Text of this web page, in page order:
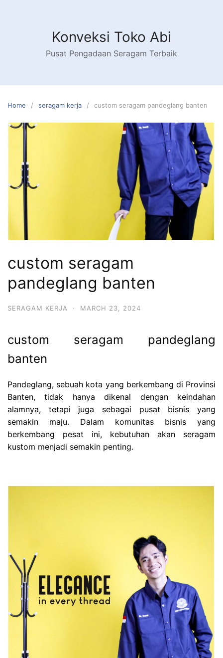
Konveksi Toko Abi
Pusat Pengadaan Seragam Terbaik
Home seragam kerja custom seragam pandeglang banten
custom seragam
pandeglang banten
SERAGAM KERJA · MARCH 23, 2024
custom seragam pandeglang
banten
Pandeglang, sebuah kota yang berkembang di Provinsi
Banten, tidak hanya dikenal dengan keindahan
alamnya, tetapi juga sebagai pusat bisnis yang
semakin maju. Dalam komunitas bisnis yang
berkembang pesat ini, kebutuhan akan seragam
kustom menjadi semakin penting.